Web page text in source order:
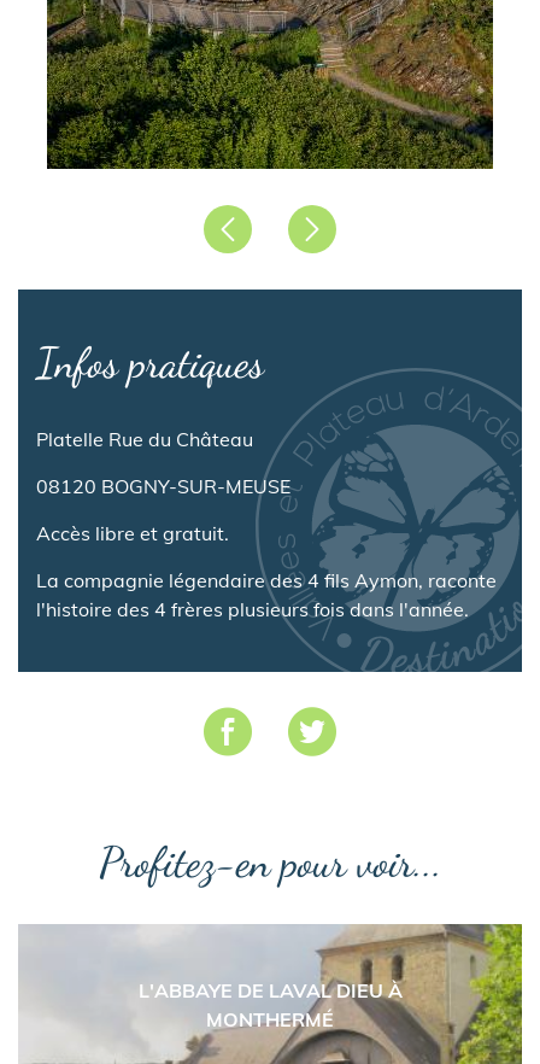
PrécédentSuivant
Infos pratiques
Platelle Rue du Château
08120 BOGNY-SUR-MEUSE
Accès libre et gratuit.
La compagnie légendaire des 4 fils Aymon, raconte
l'histoire des 4 frères plusieurs fois dans l'année.
Profitez-en pour voir...
L'ABBAYE DE LAVAL DIEU À
MONTHERMÉ